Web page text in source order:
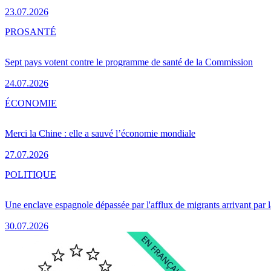
23.07.2026
Sept pays votent contre le programme de santé de la Commission
24.07.2026
PROSANTÉ
Merci la Chine : elle a sauvé l’économie mondiale
27.07.2026
ÉCONOMIE
Une enclave espagnole dépassée par l'afflux de migrants arrivant par
30.07.2026
POLITIQUE